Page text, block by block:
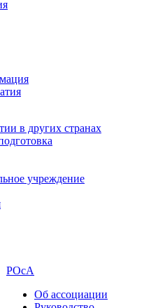
в других странах
учреждение
РОсА
Об ассоциации